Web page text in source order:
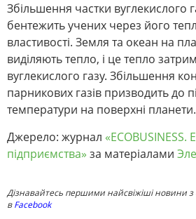
Збільшення частки вуглекислого
бентежить учених через його
властивості. Земля та океан на
виділяють тепло, і це тепло
вуглекислого газу. Збільшення
парникових газів призводить до
температури на поверхні планети.
Джерело: журнал «ECOBUSINESS.
підприємства» за матеріалами
Дізнавайтесь першими найсвіжіші новини з
вFacebook